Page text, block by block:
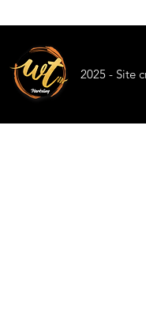
2025 - Site